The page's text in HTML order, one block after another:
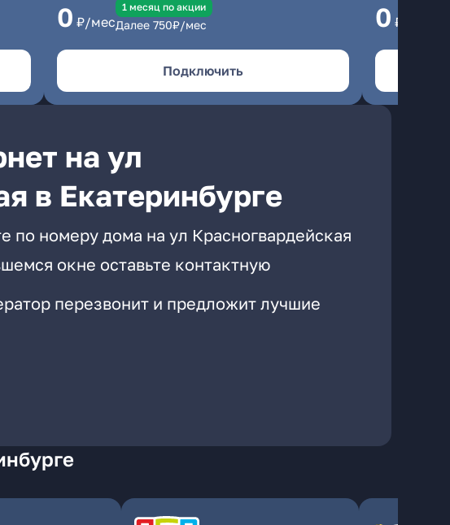
0 ₽/мес
1 месяц по акции
Далее 750₽/мес
Подключить
0 ₽/мес
на ул
в Екатеринбурге
по номеру дома на ул Красногвардейская
окне оставьте контактную
перезвонит и предложит лучшие